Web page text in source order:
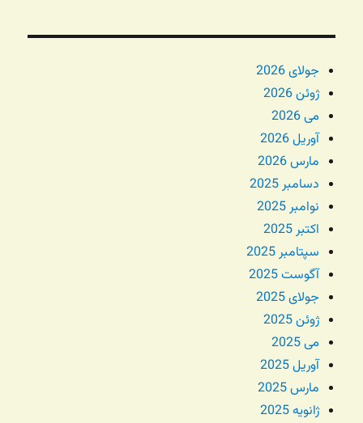
جولای 2026
ژوئن 2026
می 2026
آوریل 2026
مارس 2026
دسامبر 2025
نوامبر 2025
اکتبر 2025
سپتامبر 2025
آگوست 2025
جولای 2025
ژوئن 2025
می 2025
آوریل 2025
مارس 2025
ژانویه 2025